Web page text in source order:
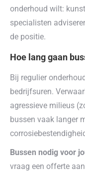
onderhoud wilt:
specialisten
de positie.
Hoe lang gaan
Bij regulier
bedrijfsuren.
agressieve milieus
bussen vaak langer
Bussen nodig voor
vraag een offerte